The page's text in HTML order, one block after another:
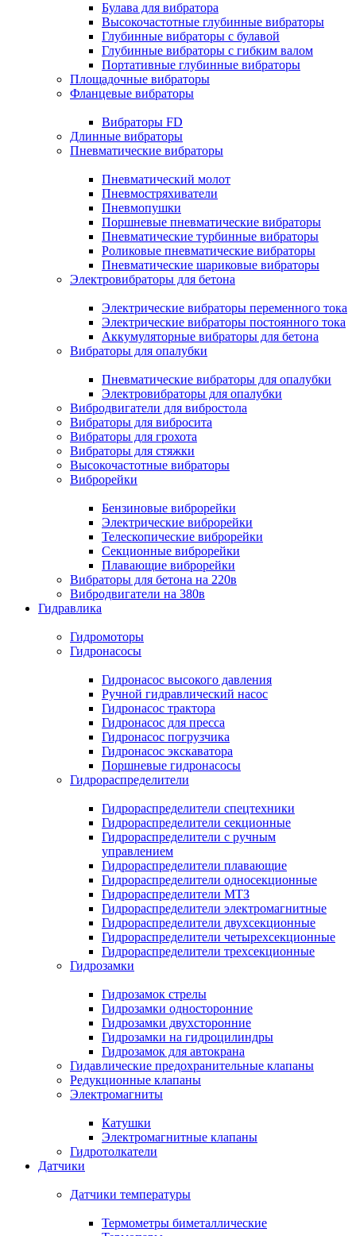
Булава для вибратора
Высокочастотные глубинные вибраторы
Глубинные вибраторы с булавой
Глубинные вибраторы с гибким валом
Портативные глубинные вибраторы
Площадочные вибраторы
Фланцевые вибраторы
Вибраторы FD
Длинные вибраторы
Пневматические вибраторы
Пневматический молот
Пневмостряхиватели
Пневмопушки
Поршневые пневматические вибраторы
Пневматические турбинные вибраторы
Роликовые пневматические вибраторы
Пневматические шариковые вибраторы
Электровибраторы для бетона
Электрические вибраторы переменного тока
Электрические вибраторы постоянного тока
Аккумуляторные вибраторы для бетона
Вибраторы для опалубки
Пневматические вибраторы для опалубки
Электровибраторы для опалубки
Вибродвигатели для вибростола
Вибраторы для вибросита
Вибраторы для грохота
Вибраторы для стяжки
Высокочастотные вибраторы
Виброрейки
Бензиновые виброрейки
Электрические виброрейки
Телескопические виброрейки
Секционные виброрейки
Плавающие виброрейки
Вибраторы для бетона на 220в
Вибродвигатели на 380в
Гидравлика
Гидромоторы
Гидронасосы
Гидронасос высокого давления
Ручной гидравлический насос
Гидронасос трактора
Гидронасос для пресса
Гидронасос погрузчика
Гидронасос экскаватора
Поршневые гидронасосы
Гидрораспределители
Гидрораспределители спецтехники
Гидрораспределители секционные
Гидрораспределители с ручным
управлением
Гидрораспределители плавающие
Гидрораспределители односекционные
Гидрораспределители МТЗ
Гидрораспределители электромагнитные
Гидрораспределители двухсекционные
Гидрораспределители четырехсекционные
Гидрораспределители трехсекционные
Гидрозамки
Гидрозамок стрелы
Гидрозамки односторонние
Гидрозамки двухсторонние
Гидрозамки на гидроцилиндры
Гидрозамок для автокрана
Гидавлические предохранительные клапаны
Редукционные клапаны
Электромагниты
Катушки
Электромагнитные клапаны
Гидротолкатели
Датчики
Датчики температуры
Термометры биметаллические